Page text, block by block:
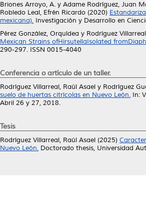
Briones Arroyo, A. y Adame Rodríguez, Juan
Robledo Leal, Efrén Ricardo (2020)
mexicana). Investigación y Desarrollo en
Pérez González, Orquídea y Rodríguez
Mexican Strains ofHirsutellaIsolated
290-297. ISSN 0015-4040
Conferencia o artículo de un taller.
Rodríguez Villarreal, Raúl Asael y Rodríguez
suelo de huertas citrícolas en Nuevo León. In:
Abril 26 y 27, 2018.
Tesis
Rodríguez Villarreal, Raúl Asael (2025)
Nuevo León. Doctorado thesis, Universidad